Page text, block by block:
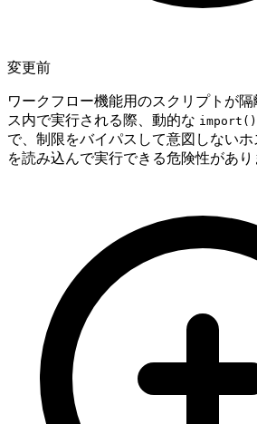
変更前
ワークフロー機能用のスクリプトが
ス内で実行される際、動的な import()
で、制限をバイパスして意図しない
を読み込んで実行できる危険性があり